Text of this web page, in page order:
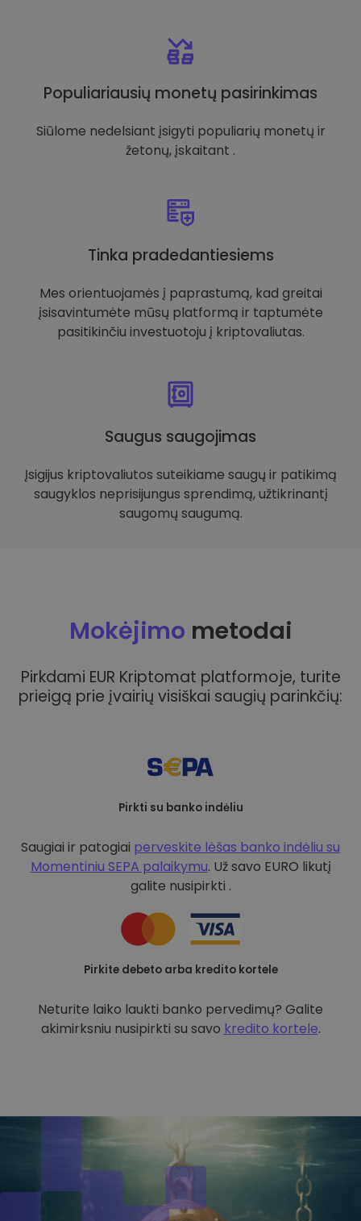
Populiariausių monetų pasirinkimas
Siūlome nedelsiant įsigyti populiarių monetų ir
žetonų, įskaitant .
Tinka pradedantiesiems
Mes orientuojamės į paprastumą, kad greitai
įsisavintumėte mūsų platformą ir taptumėte
pasitikinčiu investuotoju į kriptovaliutas.
Saugus saugojimas
Įsigijus kriptovaliutos suteikiame saugų ir patikimą
saugyklos neprisijungus sprendimą, užtikrinantį
saugomų saugumą.
Mokėjimo metodai
Pirkdami EUR Kriptomat platformoje, turite
prieigą prie įvairių visiškai saugių parinkčių:
Pirkti su banko indėliu
Saugiai ir patogiai perveskite lėšas banko indėliu su
Momentiniu SEPA palaikymu. Už savo EURO likutį
galite nusipirkti .
Pirkite debeto arba kredito kortele
Neturite laiko laukti banko pervedimų? Galite
akimirksniu nusipirkti su savo kredito kortele.